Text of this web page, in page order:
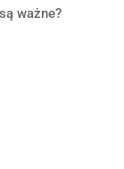
ważne?